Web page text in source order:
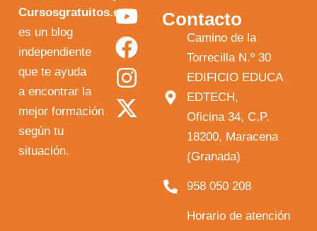
Cursosgratuitos.es
es un blog
independiente
que te ayuda
a encontrar la
mejor formación
según tu
situación.
Y
o
u
t
u
F
a
c
e
b
I
n
s
t
a
X
-
t
w
i
Contacto
Camino de la
Torrecilla N.º 30
EDIFICIO EDUCA
EDTECH,
Oficina 34, C.P.
18200, Maracena
(Granada)
958 050 208
Horario de atención